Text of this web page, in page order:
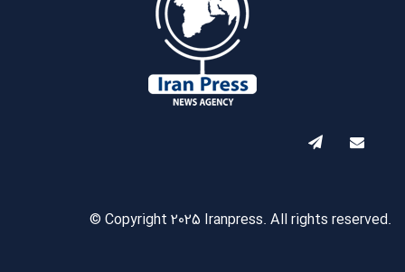
© Copyright 2025 Iranpress. All rights reserved.